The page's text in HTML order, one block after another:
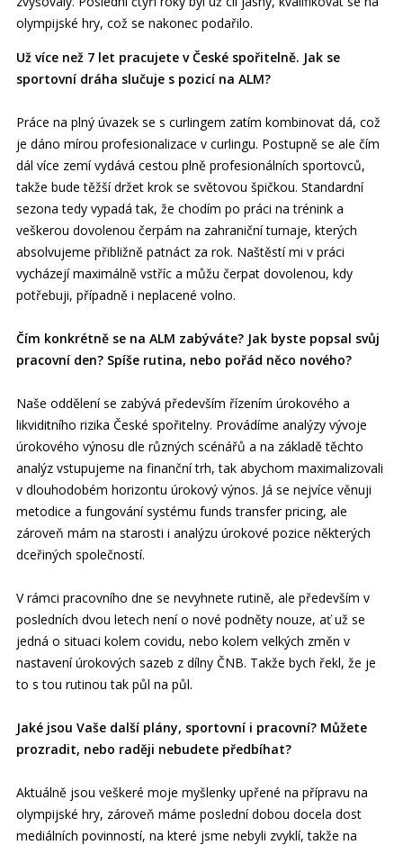
olympijské hry, což se nakonec podařilo.
Už více než 7 let pracujete v České spořitelně. Jak se
sportovní dráha slučuje s pozicí na ALM?
Práce na plný úvazek se s curlingem zatím kombinovat dá, což
je dáno mírou profesionalizace v curlingu. Postupně se ale čím
dál více zemí vydává cestou plně profesionálních sportovců,
takže bude těžší držet krok se světovou špičkou. Standardní
sezona tedy vypadá tak, že chodím po práci na trénink a
veškerou dovolenou čerpám na zahraniční turnaje, kterých
absolvujeme přibližně patnáct za rok. Naštěstí mi v práci
vycházejí maximálně vstříc a můžu čerpat dovolenou, kdy
potřebuji, případně i neplacené volno.
Čím konkrétně se na ALM zabýváte? Jak byste popsal svůj
pracovní den? Spíše rutina, nebo pořád něco nového?
Naše oddělení se zabývá především řízením úrokového a
likviditního rizika České spořitelny. Provádíme analýzy vývoje
úrokového výnosu dle různých scénářů a na základě těchto
analýz vstupujeme na finanční trh, tak abychom maximalizovali
v dlouhodobém horizontu úrokový výnos. Já se nejvíce věnuji
metodice a fungování systému funds transfer pricing, ale
zároveň mám na starosti i analýzu úrokové pozice některých
dceřiných společností.
V rámci pracovního dne se nevyhnete rutině, ale především v
posledních dvou letech není o nové podněty nouze, ať už se
jedná o situaci kolem covidu, nebo kolem velkých změn v
nastavení úrokových sazeb z dílny ČNB. Takže bych řekl, že je
to s tou rutinou tak půl na půl.
Jaké jsou Vaše další plány, sportovní i pracovní? Můžete
prozradit, nebo raději nebudete předbíhat?
Aktuálně jsou veškeré moje myšlenky upřené na přípravu na
olympijské hry, zároveň máme poslední dobou docela dost
mediálních povinností, na které jsme nebyli zvyklí, takže na